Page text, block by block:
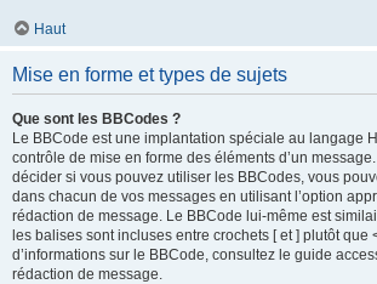
Haut
Mise en forme et types de sujets
Que sont les BBCodes ?
Le BBCode est une implantation spéciale au langage
contrôle de mise en forme des éléments d’un
décider si vous pouvez utiliser les BBCodes, vous
dans chacun de vos messages en utilisant l’option
rédaction de message. Le BBCode lui-même est
les balises sont incluses entre crochets [ et ] plutôt que
d’informations sur le BBCode, consultez le guide
rédaction de message.